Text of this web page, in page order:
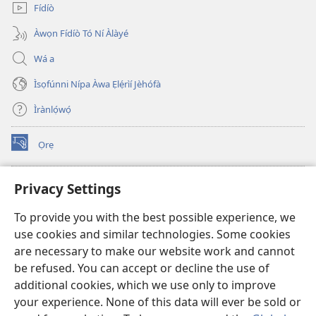
Privacy Settings
To provide you with the best possible experience, we
use cookies and similar technologies. Some cookies
are necessary to make our website work and cannot
be refused. You can accept or decline the use of
additional cookies, which we use only to improve
your experience. None of this data will ever be sold or
Fídíò
Àwọn Fídíò Tó Ní Àlàyé
Wá a
Ìsọfúnni Nípa Àwa Ẹlẹ́rìí Jèhófà
Ìrànlọ́wọ́
Ọrẹ
(opens
new
ÀKÁ ÌWÉ ORÍ ÍŃTÁNẸ́Ẹ̀TÌ TI Watchtower™
(opens
window)JW Hub
(opens
new
window)JW Library
Watchtower Library ®